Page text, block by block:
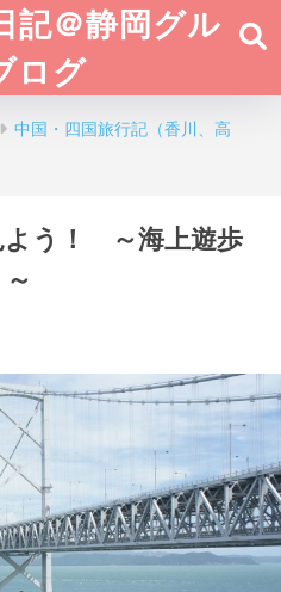
記＠静岡グル
ログ
中国・四国旅行記（香川、高
よう！ ～海上遊歩